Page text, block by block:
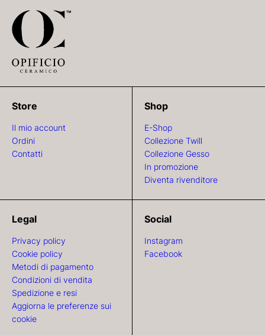
Store
Il mio account
Ordini
Contatti
Shop
E-Shop
Collezione Twill
Collezione Gesso
In promozione
Diventa rivenditore
Legal
Privacy policy
Cookie policy
Metodi di pagamento
Condizioni di vendita
Spedizione e resi
Aggiorna le preferenze sui
cookie
Social
Instagram
Facebook